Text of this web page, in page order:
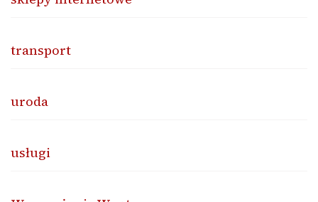
transport
uroda
usługi